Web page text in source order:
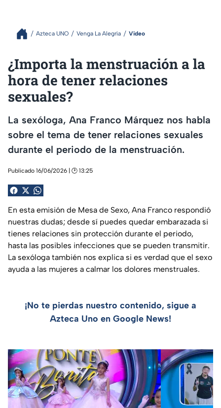
Azteca UNO Venga La Alegría Video
¿Importa la menstruación a la
hora de tener relaciones
sexuales?
La sexóloga, Ana Franco Márquez nos habla
sobre el tema de tener relaciones sexuales
durante el periodo de la menstruación.
Publicado 16/06/2026 | 🕑 13:25
En esta emisión de Mesa de Sexo, Ana Franco respondió
nuestras dudas; desde sí puedes quedar embarazada si
tienes relaciones sin protección durante el periodo,
hasta las posibles infecciones que se pueden transmitir.
La sexóloga también nos explica si es verdad que el sexo
ayuda a las mujeres a calmar los dolores menstruales.
¡No te pierdas nuestro contenido, sigue a
Azteca Uno en Google News!